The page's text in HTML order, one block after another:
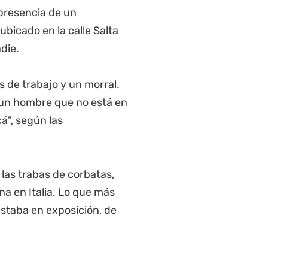
de un
en la calle Salta
de trabajo y un morral.
hombre que no está en
según las
trabas de corbatas,
en Italia. Lo que más
en exposición, de